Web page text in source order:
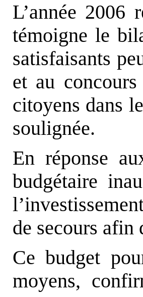
L’année
témoigne le
satisfaisants
et au
citoyens dans
soulignée.
En réponse
budgétaire
de secours
Ce budget
moyens,